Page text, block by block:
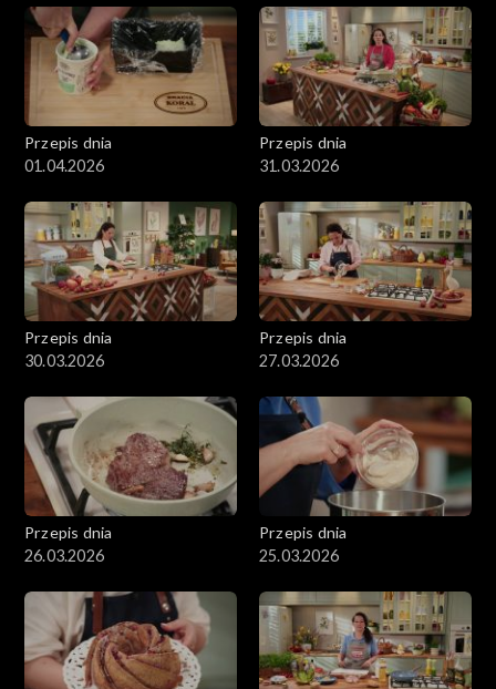
Przepis dnia
01.04.2026
Przepis dnia
31.03.2026
Przepis dnia
30.03.2026
Przepis dnia
27.03.2026
Przepis dnia
26.03.2026
Przepis dnia
25.03.2026